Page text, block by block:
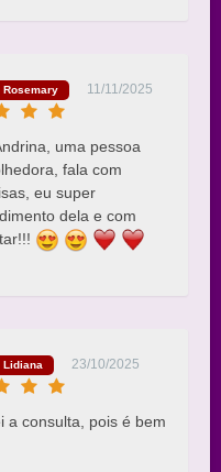
Rosemary
11/11/2025
uma pessoa
fala com
eu super
dela e com
Lidiana
23/10/2025
a consulta, pois é bem